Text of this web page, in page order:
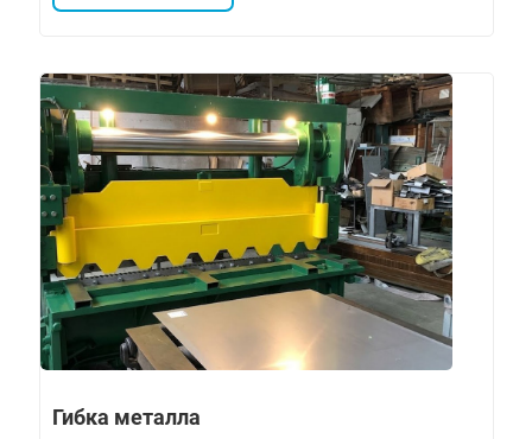
Гибка металла